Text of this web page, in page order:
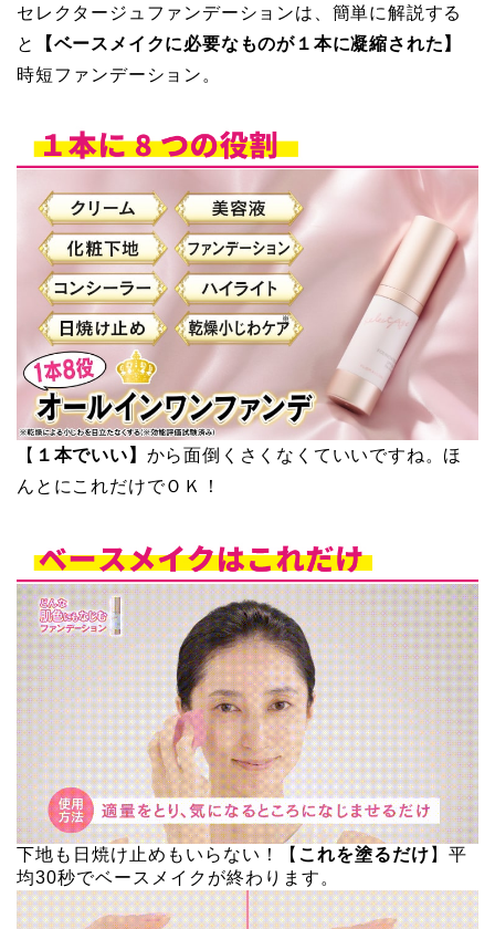
セレクタージュファンデーションは、簡単に解説する
と
【ベースメイクに必要なものが１本に凝縮された】
時短ファンデーション。
【 １本でいい】 から面倒くさくなくていいですね。ほ
んとにこれだけでＯＫ！
下地も日焼け止めもいらない！【 これを塗るだけ 】平
均30秒でベースメイクが終わります。